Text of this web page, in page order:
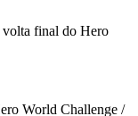
volta final do Hero
World Challenge /